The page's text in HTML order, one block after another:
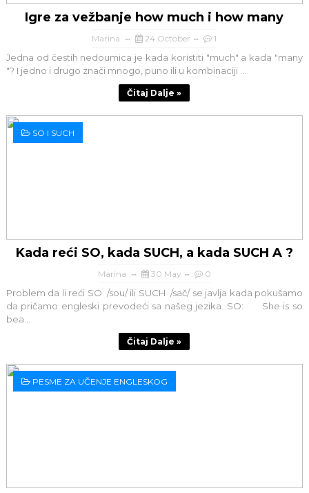
Igre za vežbanje how much i how many
Marina 24 October 1
Jedna od čestih nedoumica je kada koristiti "much" a kada "many
"? I jedno i drugo znači mnogo, puno ili u kombinaciji ...
Čitaj Dalje »
SO I SUCH
Kada reći SO, kada SUCH, a kada SUCH A ?
Marina 30 May 0
Problem da li reći SO /sou/ ili SUCH /sač/ se javlja kada pokušamo
da pričamo engleski prevodeći sa našeg jezika. SO: She is so
bea...
Čitaj Dalje »
PESME ZA UČENJE ENGLESKOG